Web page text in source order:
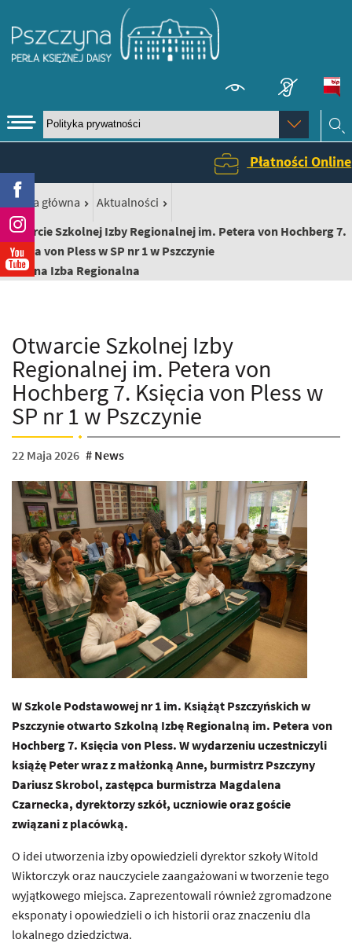
menu
Wybierz
stronę:
Instagram
YouTube
Płatności Online Wniosek
Strona główna Aktualności
Otwarcie Szkolnej Izby Regionalnej im. Petera von Hochberg 7.
Księcia von Pless w SP nr 1 w Pszczynie
Szkolna Izba Regionalna
Otwarcie Szkolnej Izby
Regionalnej im. Petera von
Hochberg 7. Księcia von Pless w
SP nr 1 w Pszczynie
22 Maja 2026
News
W Szkole Podstawowej nr 1 im. Książąt Pszczyńskich w
Pszczynie otwarto Szkolną Izbę Regionalną im. Petera von
Hochberg 7. Księcia von Pless. W wydarzeniu uczestniczyli
książę Peter wraz z małżonką Anne, burmistrz Pszczyny
Dariusz Skrobol, zastępca burmistrza Magdalena
Czarnecka, dyrektorzy szkół, uczniowie oraz goście
związani z placówką.
O idei utworzenia izby opowiedzieli dyrektor szkoły Witold
Wiktorczyk oraz nauczyciele zaangażowani w tworzenie tego
wyjątkowego miejsca. Zaprezentowali również zgromadzone
eksponaty i opowiedzieli o ich historii oraz znaczeniu dla
lokalnego dziedzictwa.